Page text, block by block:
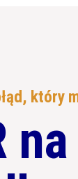
który